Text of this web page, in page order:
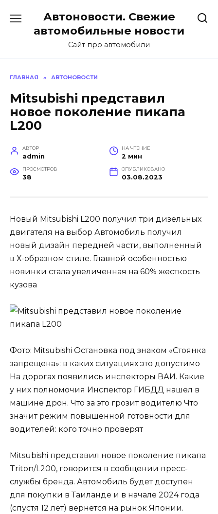
содержанию
Автоновости. Свежие
автомобильные новости
Сайт про автомобили
ГЛАВНАЯ » АВТОНОВОСТИ
Mitsubishi представил
новое поколение пикапа
L200
АВТОР
admin
НА ЧТЕНИЕ
2 мин
ПРОСМОТРОВ
38
ОПУБЛИКОВАНО
03.08.2023
Новый Mitsubishi L200 получил три дизельных
двигателя на выбор Автомобиль получил
новый дизайн передней части, выполненный
в Х-образном стиле. Главной особенностью
новинки стала увеличенная на 60% жесткость
кузова
Фото: Mitsubishi Остановка под знаком «Стоянка
запрещена»: в каких ситуациях это допустимо
На дорогах появились инспекторы ВАИ. Какие
у них полномочия Инспектор ГИБДД нашел в
машине дрон. Что за это грозит водителю Что
значит режим повышенной готовности для
водителей: кого точно проверят
Mitsubishi представил новое поколение пикапа
Triton/L200, говорится в сообщении пресс-
службы бренда. Автомобиль будет доступен
для покупки в Таиланде и в начале 2024 года
(спустя 12 лет) вернется на рынок Японии.